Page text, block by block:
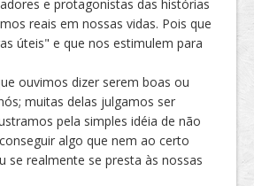
e protagonistas das histórias
reais em nossas vidas. Pois que
úteis" e que nos estimulem para
ouvimos dizer serem boas ou
muitas delas julgamos ser
pela simples idéia de não
algo que nem ao certo
se realmente se presta às nossas